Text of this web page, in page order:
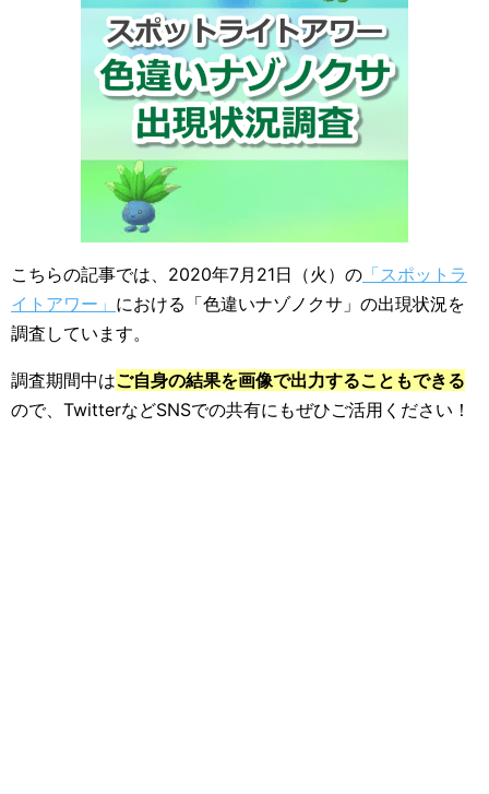
こちらの記事では、2020年7月21日（火）の 「スポットラ
イトアワー」 における「色違いナゾノクサ」の出現状況を
調査しています。
調査期間中はご自身の結果を画像で出力することもできる
ので、TwitterなどSNSでの共有にもぜひご活用ください！